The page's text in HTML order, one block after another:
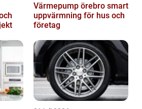
Värmepump örebro smart
uppvärmning för hus och
företag